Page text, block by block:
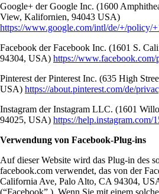
Google+ der Google Inc. (1600
View, Kalifornien, 94043 USA)
https://www.google.com/intl/de/+/policy/
Facebook der Facebook Inc. (1601 S.
94304, USA) https://www.facebook.com/
Pinterest der Pinterest Inc. (635 High
USA) https://about.pinterest.com/de/
Instagram der Instagram LLC. (1601
94025, USA) https://help.instagram.com/
Verwendung von Facebook-Plug-ins
Auf dieser Website wird das Plug-in des
facebook.com verwendet, das von der
California Ave, Palo Alto, CA 94304,
(“Facebook” ). Wenn Sie mit einem